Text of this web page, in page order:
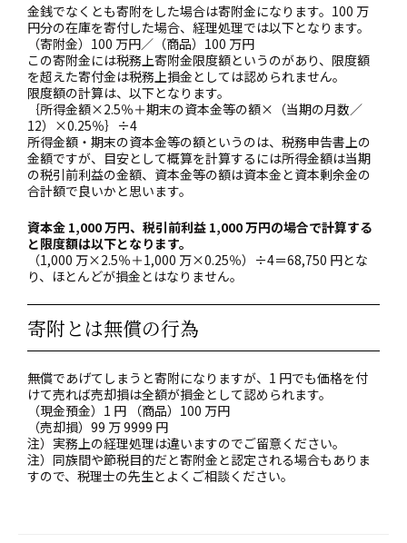
金銭でなくとも寄附をした場合は寄附金になります。100 万
円分の在庫を寄付した場合、経理処理では以下となります。
（寄附金）100 万円／（商品）100 万円
この寄附金には税務上寄附金限度額というのがあり、限度額
を超えた寄付金は税務上損金としては認められません。
限度額の計算は、以下となります。
｛所得金額×2.5％＋期末の資本金等の額×（当期の月数／
12）×0.25％｝÷4
所得金額・期末の資本金等の額というのは、税務申告書上の
金額ですが、目安として概算を計算するには所得金額は当期
の税引前利益の金額、資本金等の額は資本金と資本剰余金の
合計額で良いかと思います。
資本金 1,000 万円、税引前利益 1,000 万円の場合で計算する
と限度額は以下となります。
（1,000 万×2.5％＋1,000 万×0.25％）÷4＝68,750 円とな
り、ほとんどが損金とはなりません。
寄附とは無償の行為
無償であげてしまうと寄附になりますが、1 円でも価格を付
けて売れば売却損は全額が損金として認められます。
（現金預金）1 円 （商品）100 万円
（売却損）99 万 9999 円
注）実務上の経理処理は違いますのでご留意ください。
注）同族間や節税目的だと寄附金と認定される場合もありま
すので、税理士の先生とよくご相談ください。